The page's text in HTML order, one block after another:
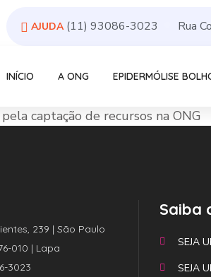
AJUDA (11) 93086-3023 Rua
INÍCIO A ONG EPIDERMÓLISE
captação de recursos na ONG
239 | São Paulo
010 | Lapa
3023
Saiba
SEJA
SEJA